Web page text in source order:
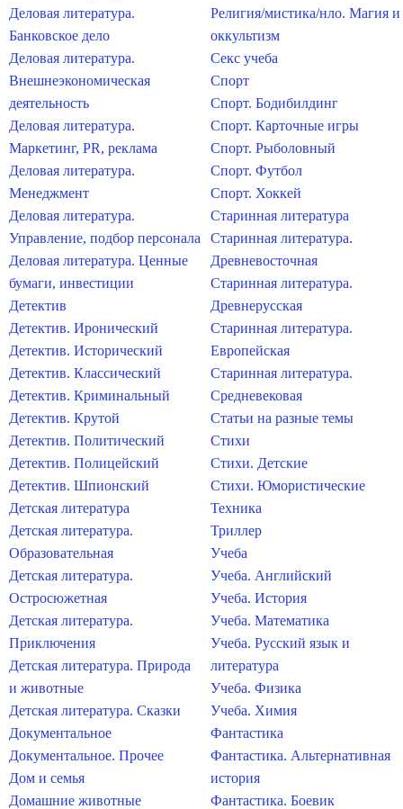
Деловая литература.
Банковское дело
Деловая литература.
Внешнеэкономическая
деятельность
Деловая литература.
Маркетинг, PR, реклама
Деловая литература.
Менеджмент
Деловая литература.
Управление, подбор персонала
Деловая литература. Ценные
бумаги, инвестиции
Детектив
Детектив. Иронический
Детектив. Исторический
Детектив. Классический
Детектив. Криминальный
Детектив. Крутой
Детектив. Политический
Детектив. Полицейский
Детектив. Шпионский
Детская литература
Детская литература.
Образовательная
Детская литература.
Остросюжетная
Детская литература.
Приключения
Детская литература. Природа
и животные
Детская литература. Сказки
Документальное
Документальное. Прочее
Дом и семья
Домашние животные
Религия/мистика/нло. Магия и
оккультизм
Секс учеба
Спорт
Спорт. Бодибилдинг
Спорт. Карточные игры
Спорт. Рыболовный
Спорт. Футбол
Спорт. Хоккей
Старинная литература
Старинная литература.
Древневосточная
Старинная литература.
Древнерусская
Старинная литература.
Европейская
Старинная литература.
Средневековая
Статьи на разные темы
Стихи
Стихи. Детские
Стихи. Юмористические
Техника
Триллер
Учеба
Учеба. Английский
Учеба. История
Учеба. Математика
Учеба. Русский язык и
литература
Учеба. Физика
Учеба. Химия
Фантастика
Фантастика. Альтернативная
история
Фантастика. Боевик